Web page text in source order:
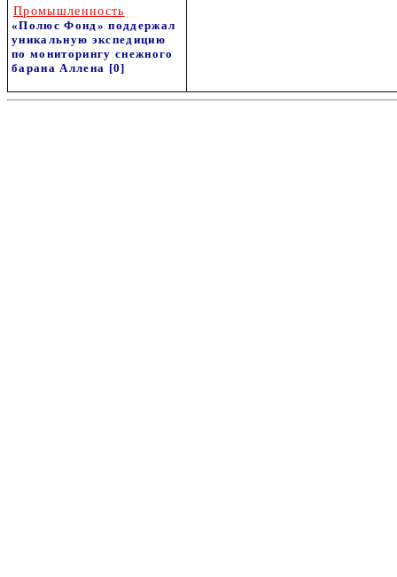
Промышленность
«Полюс Фонд» поддержал
уникальную экспедицию
по мониторингу снежного
барана Аллена [0]